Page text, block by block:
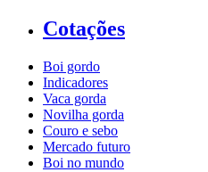
Cotações
Boi gordo
Indicadores
Vaca gorda
Novilha gorda
Couro e sebo
Mercado futuro
Boi no mundo